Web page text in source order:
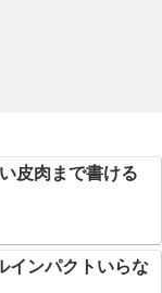
皮肉まで書ける
インパクトいらな